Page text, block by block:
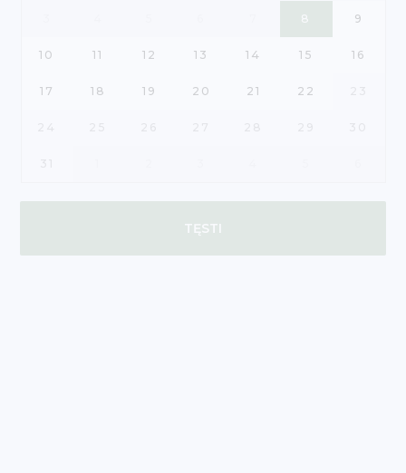
8 9
10 11 12 13 14 15 16
17 18 19 20 21 22
TĘSTI